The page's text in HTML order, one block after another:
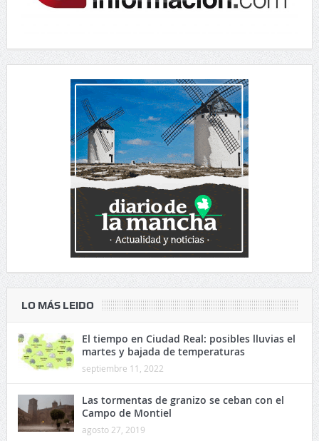
LO MÁS LEIDO
El tiempo en Ciudad Real: posibles lluvias el
martes y bajada de temperaturas
septiembre 11, 2022
Las tormentas de granizo se ceban con el
Campo de Montiel
agosto 27, 2019